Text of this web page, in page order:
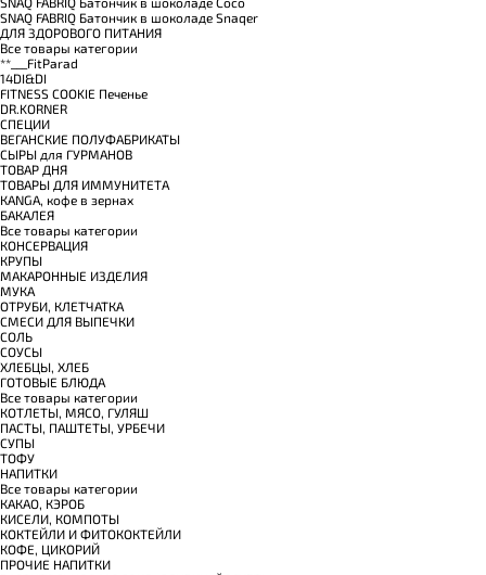
SNAQ FABRIQ Батончик в шоколаде Snaqer
ДЛЯ ЗДОРОВОГО ПИТАНИЯ
Все товары категории
**___FitParad
14DI&DI
FITNESS COOKIE Печенье
DR.KORNER
СПЕЦИИ
ВЕГАНСКИЕ ПОЛУФАБРИКАТЫ
СЫРЫ для ГУРМАНОВ
TОВАР ДНЯ
TОВАРЫ ДЛЯ ИММУНИТЕТА
КANGA, кофе в зернах
БАКАЛЕЯ
Все товары категории
КОНСЕРВАЦИЯ
КРУПЫ
МАКАРОННЫЕ ИЗДЕЛИЯ
МУКА
ОТРУБИ, КЛЕТЧАТКА
СМЕСИ ДЛЯ ВЫПЕЧКИ
СОЛЬ
СОУСЫ
ХЛЕБЦЫ, ХЛЕБ
ГОТОВЫЕ БЛЮДА
Все товары категории
КОТЛЕТЫ, МЯСО, ГУЛЯШ
ПАСТЫ, ПАШТЕТЫ, УРБЕЧИ
СУПЫ
ТОФУ
НАПИТКИ
Все товары категории
КАКАО, КЭРОБ
КИСЕЛИ, КОМПОТЫ
КОКТЕЙЛИ И ФИТОКОКТЕЙЛИ
КОФЕ, ЦИКОРИЙ
ПРОЧИЕ НАПИТКИ